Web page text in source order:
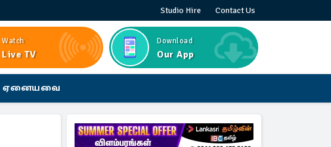
Studio Hire Contact Us
Watch
Live TV
Download
Our App
ஏனையவை